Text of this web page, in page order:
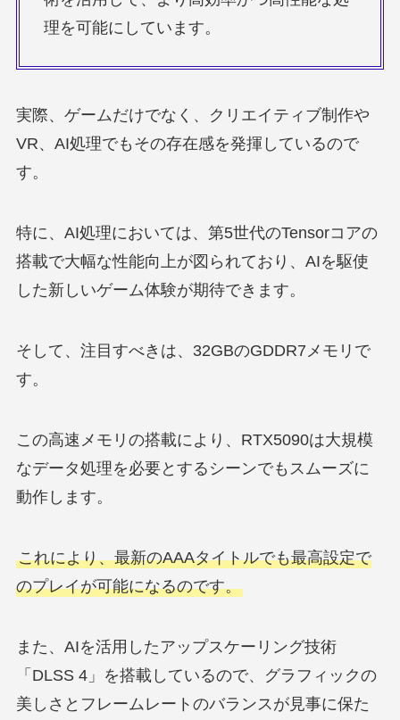
理を可能にしています。
実際、ゲームだけでなく、クリエイティブ制作や
VR、AI処理でもその存在感を発揮しているので
す。
特に、AI処理においては、第5世代のTensorコアの
搭載で大幅な性能向上が図られており、AIを駆使
した新しいゲーム体験が期待できます。
そして、注目すべきは、32GBのGDDR7メモリで
す。
この高速メモリの搭載により、RTX5090は大規模
なデータ処理を必要とするシーンでもスムーズに
動作します。
これにより、最新のAAAタイトルでも最高設定で
のプレイが可能になるのです。
また、AIを活用したアップスケーリング技術
「DLSS 4」を搭載しているので、グラフィックの
美しさとフレームレートのバランスが見事に保た